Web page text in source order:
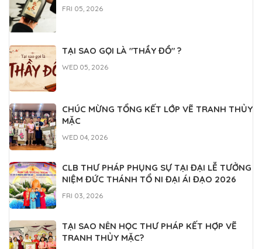
FRI 05, 2026
TẠI SAO GỌI LÀ "THẦY ĐỒ" ?
WED 05, 2026
CHÚC MỪNG TỔNG KẾT LỚP VẼ TRANH THỦY
MẶC
WED 04, 2026
CLB THƯ PHÁP PHỤNG SỰ TẠI ĐẠI LỄ TƯỞNG
NIỆM ĐỨC THÁNH TỔ NI ĐẠI ÁI ĐẠO 2026
FRI 03, 2026
TẠI SAO NÊN HỌC THƯ PHÁP KẾT HỢP VẼ
TRANH THỦY MẶC?